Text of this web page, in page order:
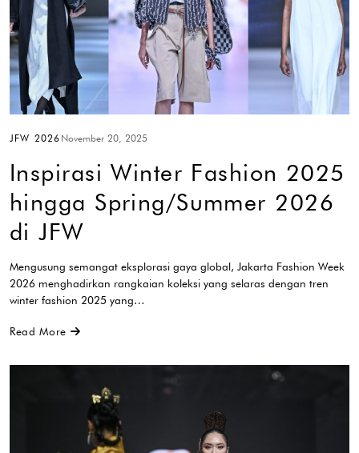
JFW 2026 November 20, 2025
Inspirasi Winter Fashion 2025
hingga Spring/Summer 2026
di JFW
Mengusung semangat eksplorasi gaya global, Jakarta Fashion Week
2026 menghadirkan rangkaian koleksi yang selaras dengan tren
winter fashion 2025 yang…
Read More